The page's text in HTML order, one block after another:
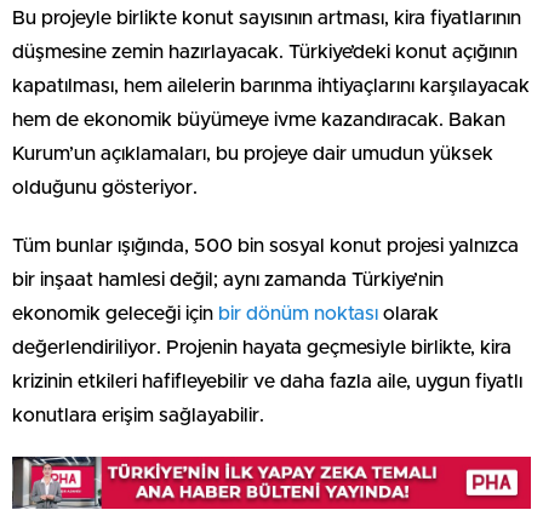
Bu projeyle birlikte konut sayısının artması, kira fiyatlarının
düşmesine zemin hazırlayacak. Türkiye’deki konut açığının
kapatılması, hem ailelerin barınma ihtiyaçlarını karşılayacak
hem de ekonomik büyümeye ivme kazandıracak. Bakan
Kurum’un açıklamaları, bu projeye dair umudun yüksek
olduğunu gösteriyor.
Tüm bunlar ışığında, 500 bin sosyal konut projesi yalnızca
bir inşaat hamlesi değil; aynı zamanda Türkiye’nin
ekonomik geleceği için bir dönüm noktası olarak
değerlendiriliyor. Projenin hayata geçmesiyle birlikte, kira
krizinin etkileri hafifleyebilir ve daha fazla aile, uygun fiyatlı
konutlara erişim sağlayabilir.